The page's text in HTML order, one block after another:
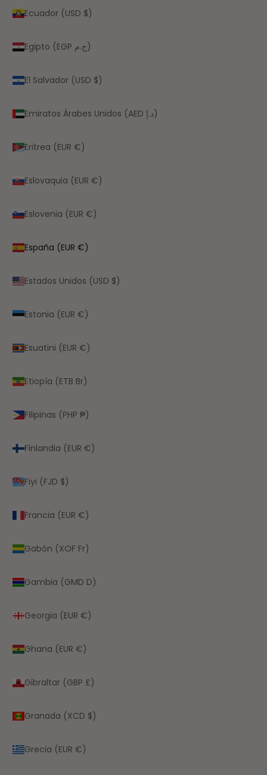
Ecuador (USD $)
Egipto (EGP ج.م)
El Salvador (USD $)
Emiratos Árabes Unidos (AED د.إ)
Eritrea (EUR €)
Eslovaquia (EUR €)
Eslovenia (EUR €)
España (EUR €)
Estados Unidos (USD $)
Estonia (EUR €)
Esuatini (EUR €)
Etiopía (ETB Br)
Filipinas (PHP ₱)
Finlandia (EUR €)
Fiyi (FJD $)
Francia (EUR €)
Gabón (XOF Fr)
Gambia (GMD D)
Georgia (EUR €)
Ghana (EUR €)
Gibraltar (GBP £)
Granada (XCD $)
Grecia (EUR €)